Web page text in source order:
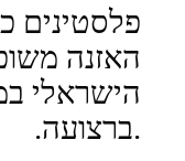
פלסטינים
האזנה
הישראלי
ברצועה..